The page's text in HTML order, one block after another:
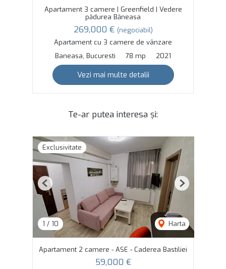
Apartament 3 camere | Greenfield | Vedere
pădurea Băneasa
269,000 € (negociabil)
Apartament cu 3 camere de vânzare
Baneasa, Bucuresti
78 mp 2021
Vezi mai multe detalii
Te-ar putea interesa și:
Exclusivitate
1 / 10 Harta
Previous Next
Apartament 2 camere - ASE - Caderea Bastiliei
59,000 €